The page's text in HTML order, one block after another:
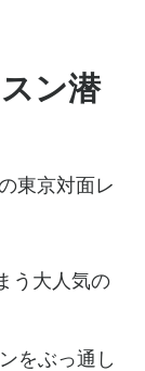
ン潜
東京対面レ
う大人気の
をぶっ通し